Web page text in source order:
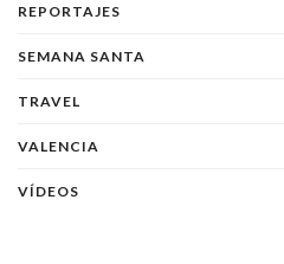
REPORTAJES
SEMANA SANTA
TRAVEL
VALENCIA
VÍDEOS